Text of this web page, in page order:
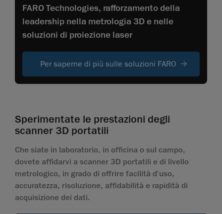
FARO Technologies, rafforzamento della
leadership nella metrologia 3D e nelle
soluzioni di proiezione laser
Per saperne di più sulle soluzioni FARO
Sperimentate le prestazioni degli
scanner 3D portatili
Che siate in laboratorio, in officina o sul campo,
dovete affidarvi a scanner 3D portatili e di livello
metrologico, in grado di offrire facilità d'uso,
accuratezza, risoluzione, affidabilità e rapidità di
acquisizione dei dati.